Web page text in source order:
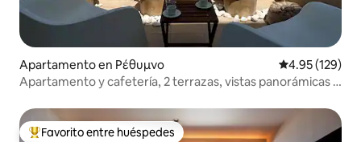
Apartamento en Ρέθυμνο Calificación
4.95 (129)
Apartamento y cafetería, 2 terrazas, vistas panorámicas al
Favorito entre huéspedes preferido
Favorito entre huéspedes